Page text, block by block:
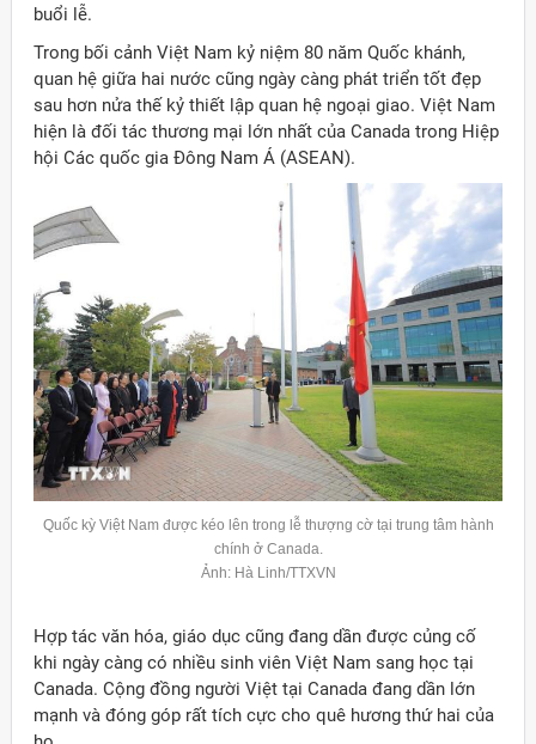
buổi lễ.
Trong bối cảnh Việt Nam kỷ niệm 80 năm Quốc khánh,
quan hệ giữa hai nước cũng ngày càng phát triển tốt đẹp
sau hơn nửa thế kỷ thiết lập quan hệ ngoại giao. Việt Nam
hiện là đối tác thương mại lớn nhất của Canada trong Hiệp
hội Các quốc gia Đông Nam Á (ASEAN).
Quốc kỳ Việt Nam được kéo lên trong lễ thượng cờ tại trung tâm hành
chính ở Canada.
Ảnh: Hà Linh/TTXVN
Hợp tác văn hóa, giáo dục cũng đang dần được củng cố
khi ngày càng có nhiều sinh viên Việt Nam sang học tại
Canada. Cộng đồng người Việt tại Canada đang dần lớn
mạnh và đóng góp rất tích cực cho quê hương thứ hai của